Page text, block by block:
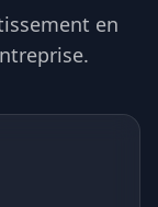
en